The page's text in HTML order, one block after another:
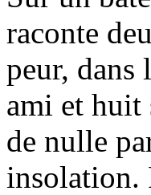
raconte
peur, dans
ami et huit
de nulle
insolation.